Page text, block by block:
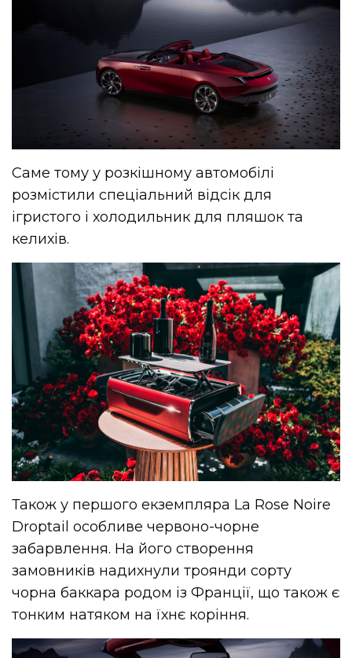
Саме тому у розкішному автомобілі
розмістили спеціальний відсік для
ігристого і холодильник для пляшок та
келихів.
Також у першого екземпляра La Rose Noire
Droptail особливе червоно-чорне
забарвлення. На його створення
замовників надихнули троянди сорту
чорна баккара родом із Франції, що також є
тонким натяком на їхнє коріння.